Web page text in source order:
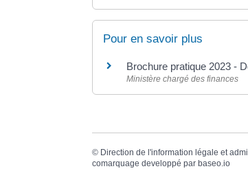
Pour en savoir plus
Brochure pratique 2023 -
Ministère chargé des finances
© Direction de l'information légale et
comarquage developpé par baseo.io